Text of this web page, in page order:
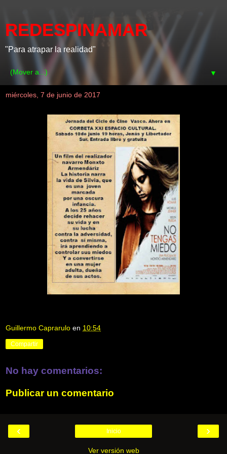
REDESPINAMAR
"Para atrapar la realidad"
▼
miércoles, 7 de junio de 2017
Guillermo Caprarulo en 10:54
Compartir
No hay comentarios:
Publicar un comentario
‹ ›
Inicio
Ver versión web